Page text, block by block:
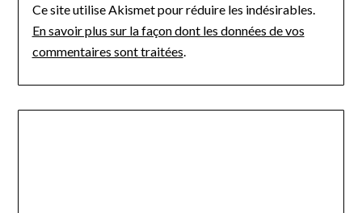
Ce site utilise Akismet pour réduire les indésirables.
En savoir plus sur la façon dont les données de vos
commentaires sont traitées